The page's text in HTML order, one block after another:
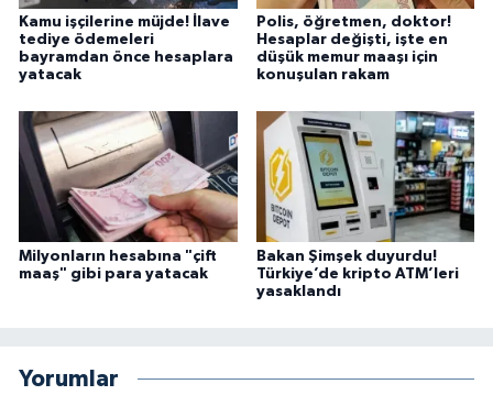
Kamu işçilerine müjde! İlave
tediye ödemeleri
bayramdan önce hesaplara
yatacak
Polis, öğretmen, doktor!
Hesaplar değişti, işte en
düşük memur maaşı için
konuşulan rakam
Milyonların hesabına "çift
maaş" gibi para yatacak
Bakan Şimşek duyurdu!
Türkiye’de kripto ATM’leri
yasaklandı
Yorumlar